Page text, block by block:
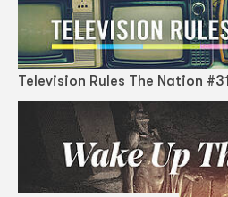
Television Rules The Nation #31